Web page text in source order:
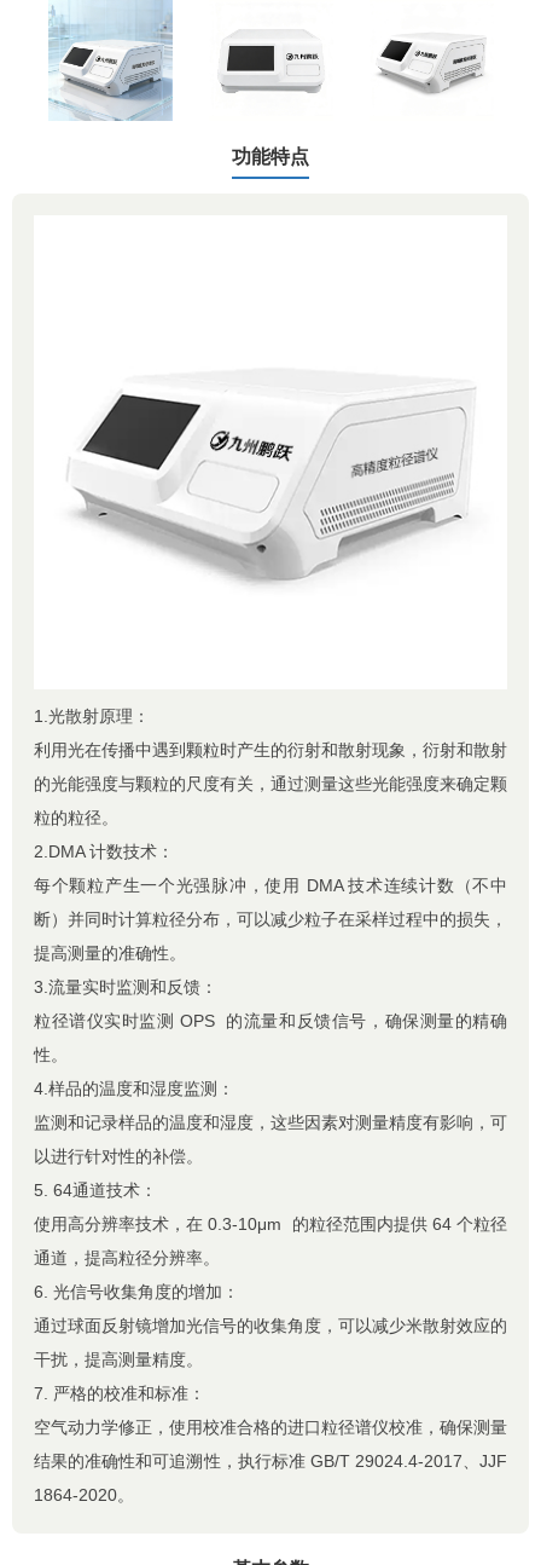
功能特点
1.光散射原理：
利用光在传播中遇到颗粒时产生的衍射和散射现象，衍射和散射
的光能强度与颗粒的尺度有关，通过测量这些光能强度来确定颗
粒的粒径。
2.DMA 计数技术：
每个颗粒产生一个光强脉冲，使用 DMA 技术连续计数（不中
断）并同时计算粒径分布，可以减少粒子在采样过程中的损失，
提高测量的准确性。
3.流量实时监测和反馈：
粒径谱仪实时监测 OPS 的流量和反馈信号，确保测量的精确
性。
4.样品的温度和湿度监测：
监测和记录样品的温度和湿度，这些因素对测量精度有影响，可
以进行针对性的补偿。
5. 64通道技术：
使用高分辨率技术，在 0.3-10μm 的粒径范围内提供 64 个粒径
通道，提高粒径分辨率。
6. 光信号收集角度的增加：
通过球面反射镜增加光信号的收集角度，可以减少米散射效应的
干扰，提高测量精度。
7. 严格的校准和标准：
空气动力学修正，使用校准合格的进口粒径谱仪校准，确保测量
结果的准确性和可追溯性，执行标准 GB/T 29024.4-2017、JJF
1864-2020。